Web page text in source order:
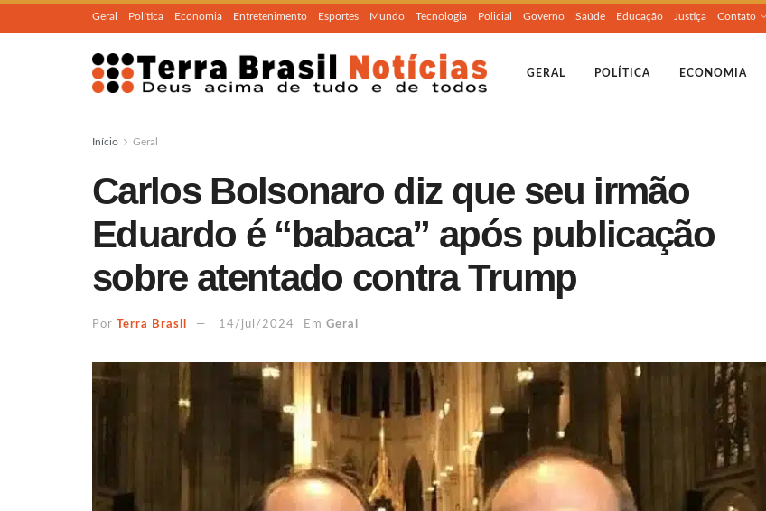
Geral Política Economia Entretenimento Esportes Mundo Tecnologia Policial Governo Saúde Educação Justiça Contato
GERAL POLÍTICA ECONOMIA
Início Geral
Carlos Bolsonaro diz que seu irmão
Eduardo é “babaca” após publicação
sobre atentado contra Trump
Por Terra Brasil 14/jul/2024 Em Geral